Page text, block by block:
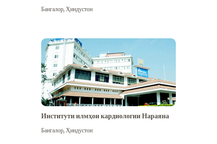
Бангалор,Ҳиндустон
Институти илмҳои кардиологии Нараяна
Бангалор,Ҳиндустон